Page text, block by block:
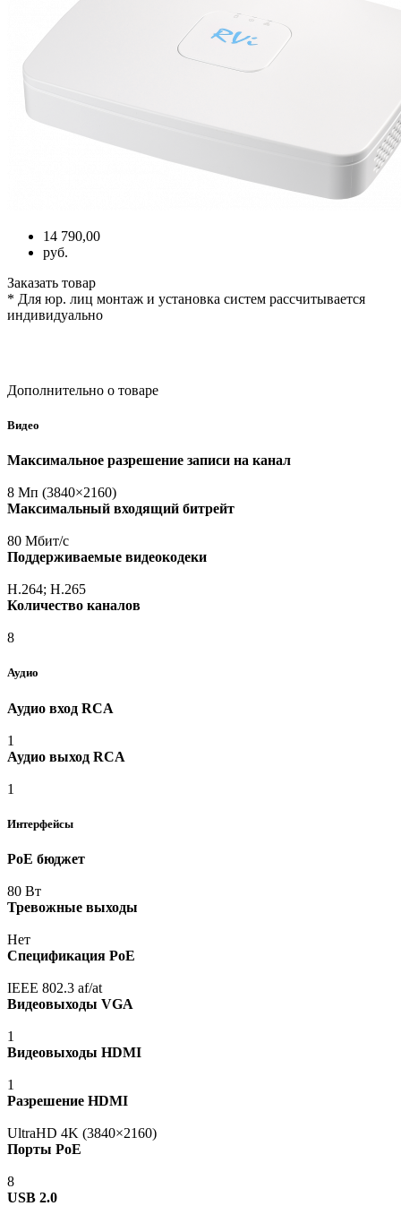
14 790,00
руб.
Заказать товар
* Для юр. лиц монтаж и установка систем рассчитывается
индивидуально
Дополнительно о товаре
Видео
Максимальное разрешение записи на канал
8 Мп (3840×2160)
Максимальный входящий битрейт
80 Мбит/с
Поддерживаемые видеокодеки
H.264; H.265
Количество каналов
8
Аудио
Аудио вход RCA
1
Аудио выход RCA
1
Интерфейсы
PoE бюджет
80 Вт
Тревожные выходы
Нет
Спецификация PoE
IEEE 802.3 af/at
Видеовыходы VGA
1
Видеовыходы HDMI
1
Разрешение HDMI
UltraHD 4K (3840×2160)
Порты PoE
8
USB 2.0